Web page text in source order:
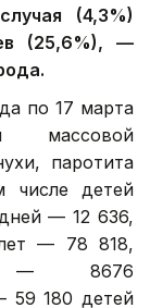
(4,3%)
(25,6%), —
по 17 марта
массовой
паротита
числе детей
— 12 636,
— 78 818,
— 8676
59 180 детей